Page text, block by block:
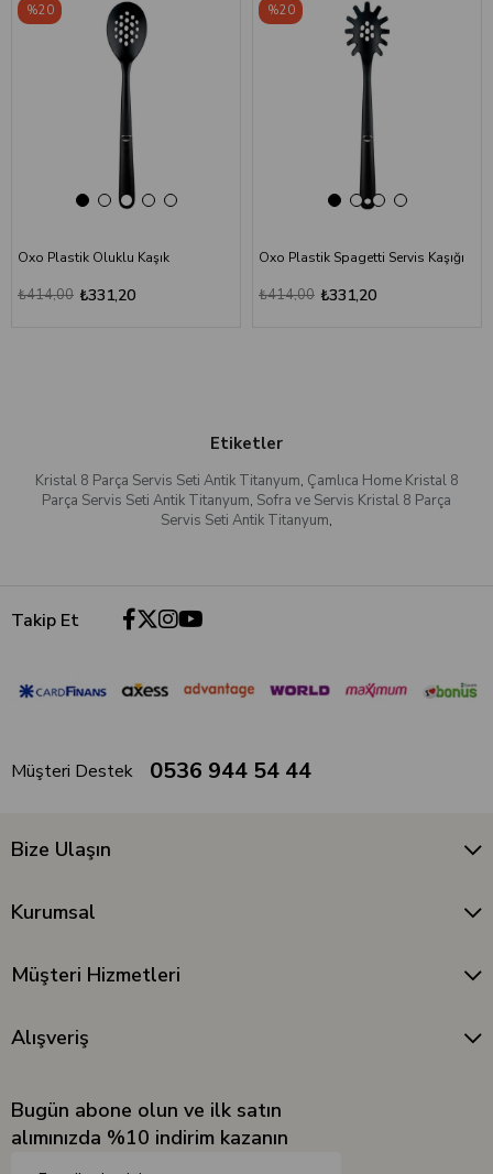
Oxo Plastik Oluklu Kaşık
₺331,20
₺414,00
%20
Oxo Plastik Spagetti Servis Kaşığı
₺331,20
₺414,00
%20
Etiketler
Kristal 8 Parça Servis Seti Antik Titanyum, Çamlıca Home Kristal 8
Parça Servis Seti Antik Titanyum, Sofra ve Servis Kristal 8 Parça
Servis Seti Antik Titanyum,
Takip Et
Müşteri Destek 0536 944 54 44
Bize Ulaşın
Kurumsal
Müşteri Hizmetleri
Alışveriş
Bugün abone olun ve ilk satın
alımınızda %10 indirim kazanın